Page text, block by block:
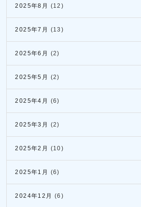
2025年8月 (12)
2025年7月 (13)
2025年6月 (2)
2025年5月 (2)
2025年4月 (6)
2025年3月 (2)
2025年2月 (10)
2025年1月 (6)
2024年12月 (6)